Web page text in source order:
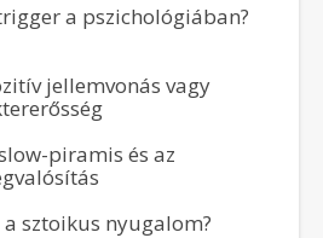
a pszichológiában?
jellemvonás vagy
piramis és az
a sztoikus nyugalom?